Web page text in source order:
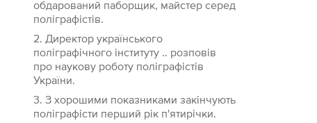
обдарований паборщик, майстер серед
поліграфістів.
2. Директор українського
поліграфічного інституту .. розповів
про наукову роботу поліграфістів
України.
3. З хорошими показниками закінчують
поліграфісти перший рік п'ятирічки.